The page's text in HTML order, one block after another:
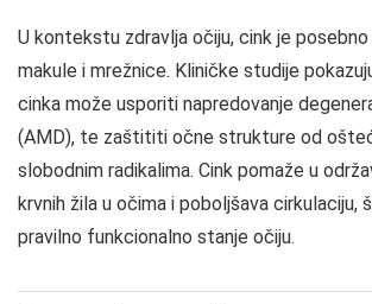
U kontekstu zdravlja očiju, cink je
makule i mrežnice. Kliničke studije
cinka može usporiti napredovanje
(AMD), te zaštititi očne strukture od
slobodnim radikalima. Cink pomaže u
krvnih žila u očima i poboljšava cirkulaciju,
pravilno funkcionalno stanje očiju.